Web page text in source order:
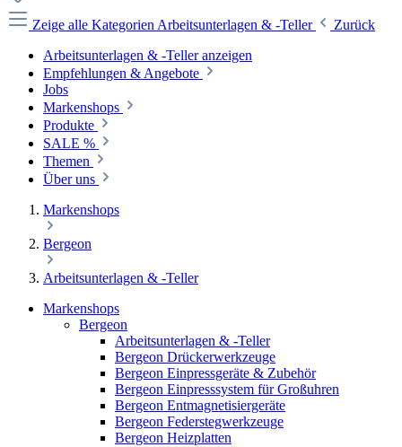
Zeige alle Kategorien Arbeitsunterlagen & -Teller
Zurück
Arbeitsunterlagen & -Teller anzeigen
Empfehlungen & Angebote
Jobs
Markenshops
Produkte
SALE %
Themen
Über uns
Markenshops
Bergeon
Arbeitsunterlagen & -Teller
Markenshops
Bergeon
Arbeitsunterlagen & -Teller
Bergeon Drückerwerkzeuge
Bergeon Einpressgeräte & Zubehör
Bergeon Einpresssystem für Großuhren
Bergeon Entmagnetisiergeräte
Bergeon Federstegwerkzeuge
Bergeon Heizplatten